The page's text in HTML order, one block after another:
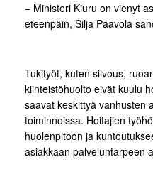
− Ministeri Kiuru on vienyt
eteenpäin, Silja Paavola
Tukityöt, kuten siivous,
kiinteistöhuolto eivät kuulu
saavat keskittyä vanhusten
toiminnoissa. Hoitajien
huolenpitoon ja
asiakkaan palveluntarpeen